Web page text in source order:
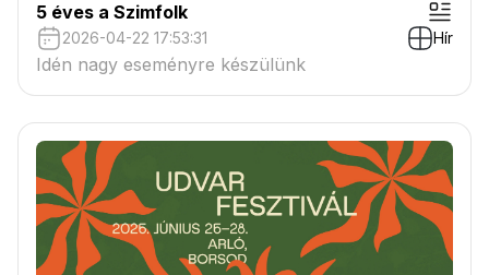
5 éves a Szimfolk
2026-04-22 17:53:31 Hír
Idén nagy eseményre készülünk